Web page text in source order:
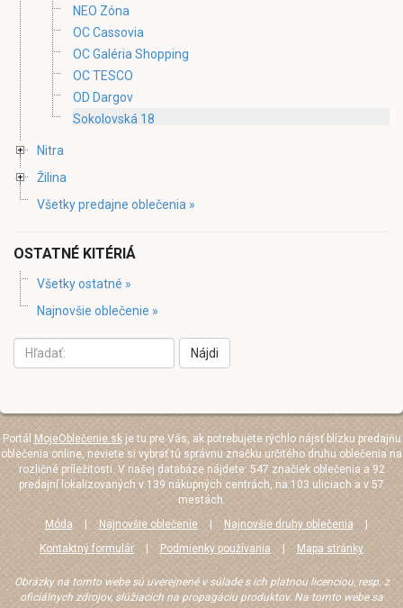
NEO Zóna
OC Cassovia
OC Galéria Shopping
OC TESCO
OD Dargov
Sokolovská 18
Nitra
Žilina
Všetky predajne oblečenia »
OSTATNÉ KITÉRIÁ
Všetky ostatné »
Najnovšie oblečenie »
Nájdi
Portál MojeOblečenie.skje tu pre Vás, ak potrebujete rýchlo nájsť blízku predajňu
oblečenia online, neviete si vybrať tú správnu značku určitého druhu oblečenia na
rozličné príležitosti. V našej databáze nájdete: 547 značiek oblečenia a 92
predajní lokalizovaných v 139 nákupných centrách, na 103 uliciach a v 57
mestách.
Móda
| Najnovšie oblečenie | Najnovšie druhy oblečenia
|
Kontaktný formulár
| Podmienky používania | Mapa stránky
Obrázky na tomto webe sú uverejnené v súlade s ich platnou licenciou, resp. z
oficiálnych zdrojov, slúžiacich na propagáciu produktov. Na tomto webe sa